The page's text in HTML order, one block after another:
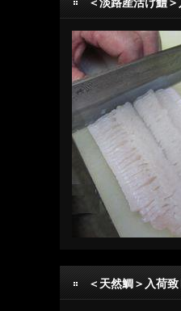
＜淡路産活け鱧＞
＜天然鯛＞入荷致